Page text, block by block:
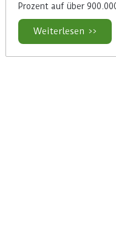
Prozent auf über
Weiterlesen >>